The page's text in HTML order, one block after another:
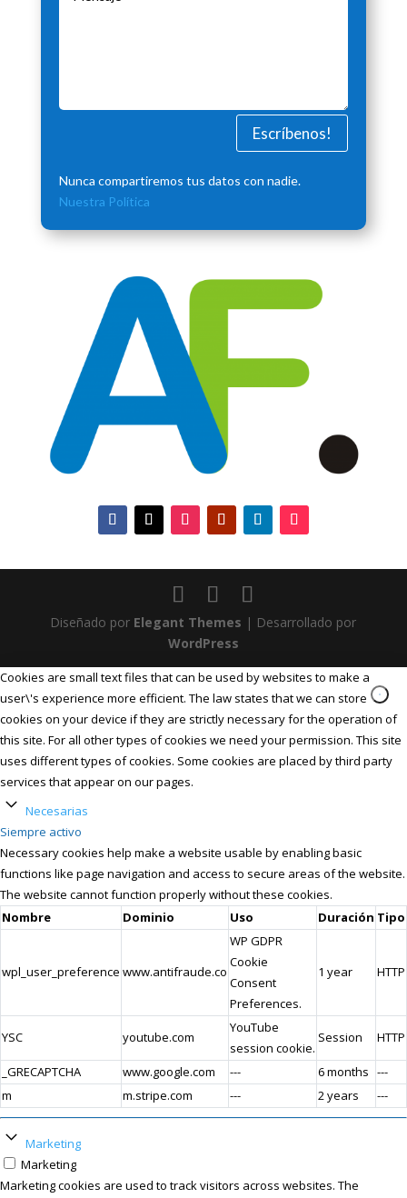
Escríbenos!
Nunca compartiremos tus datos con nadie.
Nuestra Política
Diseñado por Elegant Themes | Desarrollado por
WordPress
Cookies are small text files that can be used by websites to make a
user\'s experience more efficient. The law states that we can store
cookies on your device if they are strictly necessary for the operation of
this site. For all other types of cookies we need your permission. This site
uses different types of cookies. Some cookies are placed by third party
services that appear on our pages.
Necesarias
Siempre activo
Necessary cookies help make a website usable by enabling basic
functions like page navigation and access to secure areas of the website.
The website cannot function properly without these cookies.
Nombre
Dominio Uso Duración Tipo
wpl_user_preference www.antifraude.co
WP GDPR
Cookie
Consent
Preferences.
1 year HTTP
YSC youtube.com
YouTube
session cookie.
Session HTTP
_GRECAPTCHA www.google.com --- 6 months ---
m
m.stripe.com --- 2 years ---
Marketing
Marketing
Marketing cookies are used to track visitors across websites. The